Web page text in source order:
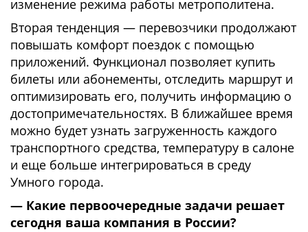
изменение режима работы метрополитена.
Вторая тенденция — перевозчики продолжают
повышать комфорт поездок с помощью
приложений. Функционал позволяет купить
билеты или абонементы, отследить маршрут и
оптимизировать его, получить информацию о
достопримечательностях. В ближайшее время
можно будет узнать загруженность каждого
транспортного средства, температуру в салоне
и еще больше интегрироваться в среду
Умного города.
— Какие первоочередные задачи решает
сегодня ваша компания в России?